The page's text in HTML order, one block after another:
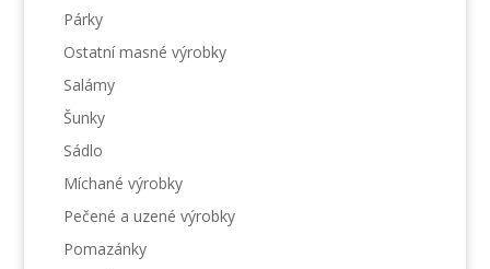
Párky
Ostatní masné výrobky
Salámy
Šunky
Sádlo
Míchané výrobky
Pečené a uzené výrobky
Pomazánky